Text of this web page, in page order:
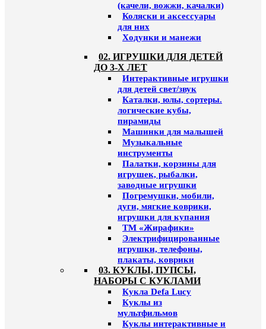
(качели, вожжи, качалки)
Коляски и аксессуары
для них
Ходунки и манежи
02. ИГРУШКИ ДЛЯ ДЕТЕЙ
ДО 3-Х ЛЕТ
Интерактивные игрушки
для детей свет/звук
Каталки, юлы, сортеры.
логические кубы,
пирамиды
Машинки для малышей
Музыкальные
инструменты
Палатки, корзины для
игрушек, рыбалки,
заводные игрушки
Погремушки, мобили,
дуги, мягкие коврики,
игрушки для купания
ТМ «Жирафики»
Электрифицированные
игрушки, телефоны,
плакаты, коврики
03. КУКЛЫ, ПУПСЫ,
НАБОРЫ С КУКЛАМИ
Кукла Defa Lucy
Куклы из
мультфильмов
Куклы интерактивные и